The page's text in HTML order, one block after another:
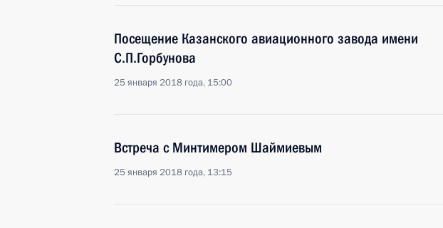
Посещение Казанского авиационного завода имени
С.П.Горбунова
25 января 2018 года, 15:00
Встреча с Минтимером Шаймиевым
25 января 2018 года, 13:15